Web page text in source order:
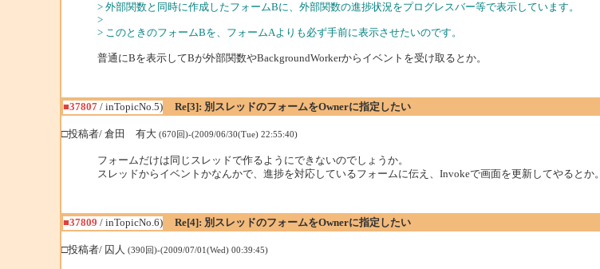
> 外部関数と同時に作成したフォームBに、外部関数の進捗状況をプログレスバー等で表示しています。
>
> このときのフォームBを、フォームAよりも必ず手前に表示させたいのです。
普通にBを表示してBが外部関数やBackgroundWorkerからイベントを受け取るとか。
■37807/ inTopicNo.5)
Re[3]: 別スレッドのフォームをOwnerに指定したい
□投稿者/ 倉田 有大 (670回)-(2009/06/30(Tue) 22:55:40)
フォームだけは同じスレッドで作るようにできないのでしょうか。
スレッドからイベントかなんかで、進捗を対応しているフォームに伝え、Invokeで画面を更新してやるとか。
■37809 / inTopicNo.6)
Re[4]: 別スレッドのフォームをOwnerに指定したい
□投稿者/ 囚人 (390回)-(2009/07/01(Wed) 00:39:45)